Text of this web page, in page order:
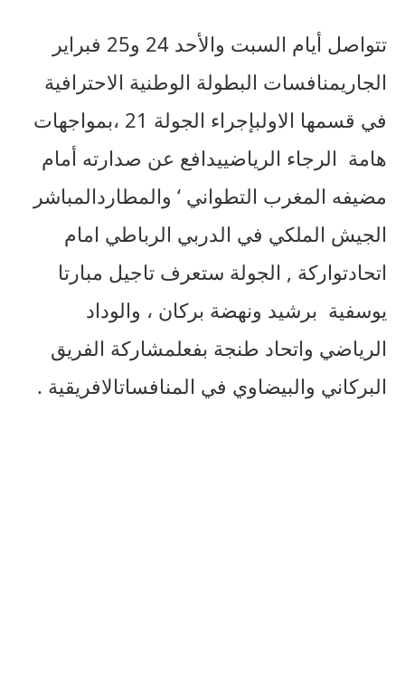
تتواصل أيام السبت والأحد و25 فبراير
الجاريمنافسات البطولة الوطنية الاحترافية
في قسمها الاولبإجراء الجولة
،بمواجهات
هامة الرجاء الرياضييدافع عن صدارته أمام
مضيفه المغرب التطواني ‘ والمطاردالمباشر
الجيش الملكي في الدربي الرباطي امام
اتحادتواركة , الجولة ستعرف تاجيل مبارتا
يوسفية برشيد ونهضة بركان ، والوداد
الرياضي واتحاد طنجة بفعلمشاركة الفريق
البركاني والبيضاوي في المنافساتالافريقية .